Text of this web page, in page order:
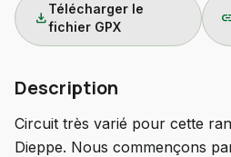
download
Télécharger le
fichier GPX
Description
Circuit très varié pour cette
Dieppe. Nous commençons